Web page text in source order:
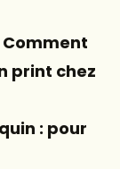
print chez
: pour